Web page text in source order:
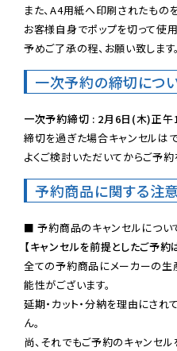
また、A4用紙へ印刷されたもの
お客様自身でポップを切って使用
予めご了承の程、お願い致します。
一次予約の締切につ
一次予約締切 : 2月6日(木)正午
締切を過ぎた場合キャンセルは
よくご検討いただいてからご予約
予約商品に関する注
【キャンセルを前提としたご予
全ての予約商品にメーカーの生
能性がございます。
延期・カット・分納を理由にさ
ん。
尚、それでもご予約のキャンセ